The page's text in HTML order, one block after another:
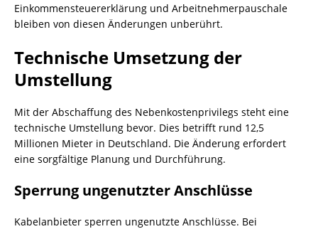
Einkommensteuererklärung und Arbeitnehmerpauschale
bleiben von diesen Änderungen unberührt.
Technische Umsetzung der
Umstellung
Mit der Abschaffung des Nebenkostenprivilegs steht eine
technische Umstellung bevor. Dies betrifft rund 12,5
Millionen Mieter in Deutschland. Die Änderung erfordert
eine sorgfältige Planung und Durchführung.
Sperrung ungenutzter Anschlüsse
Kabelanbieter sperren ungenutzte Anschlüsse. Bei